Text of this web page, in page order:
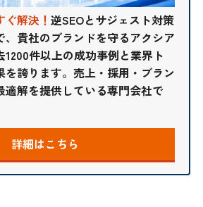
解決！ 逆SEOとサジェスト対策
、貴社のブランドを守るアクシア
1200件以上の成功事例と業界ト
を誇ります。売上・採用・ブラン
適解を提供している専門会社で
詳細はこちら